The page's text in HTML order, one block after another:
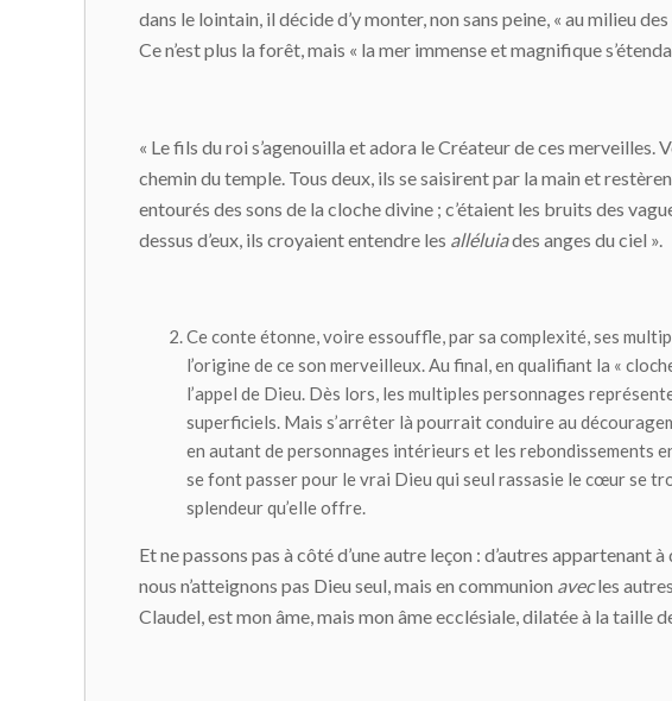
dans le lointain, il décide d’y monter, non sans peine, « au milieu
Ce n’est plus la forêt, mais « la mer immense et magnifique
« Le fils du roi s’agenouilla et adora le Créateur de ces
chemin du temple. Tous deux, ils se saisirent par la main et
entourés des sons de la cloche divine ; c’étaient les bruits des
dessus d’eux, ils croyaient entendre les alléluiades anges du ciel ».
Ce conte étonne, voire essouffle, par sa complexité, ses
l’origine de ce son merveilleux. Au final, en qualifiant la «
l’appel de Dieu. Dès lors, les multiples personnages
superficiels. Mais s’arrêter là pourrait conduire au
en autant de personnages intérieurs et les rebondissements
se font passer pour le vrai Dieu qui seul rassasie le cœur se
splendeur qu’elle offre.
Et ne passons pas à côté d’une autre leçon : d’autres
nous n’atteignons pas Dieu seul, mais en communion avecles
Claudel, est mon âme, mais mon âme ecclésiale, dilatée à la taille